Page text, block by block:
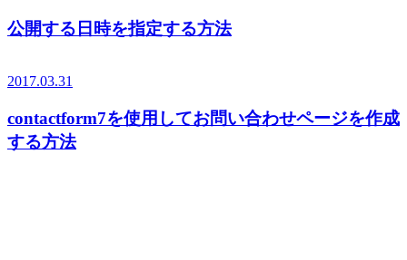
公開する日時を指定する方法
2017.03.31
contactform7を使用してお問い合わせページを作成
する方法